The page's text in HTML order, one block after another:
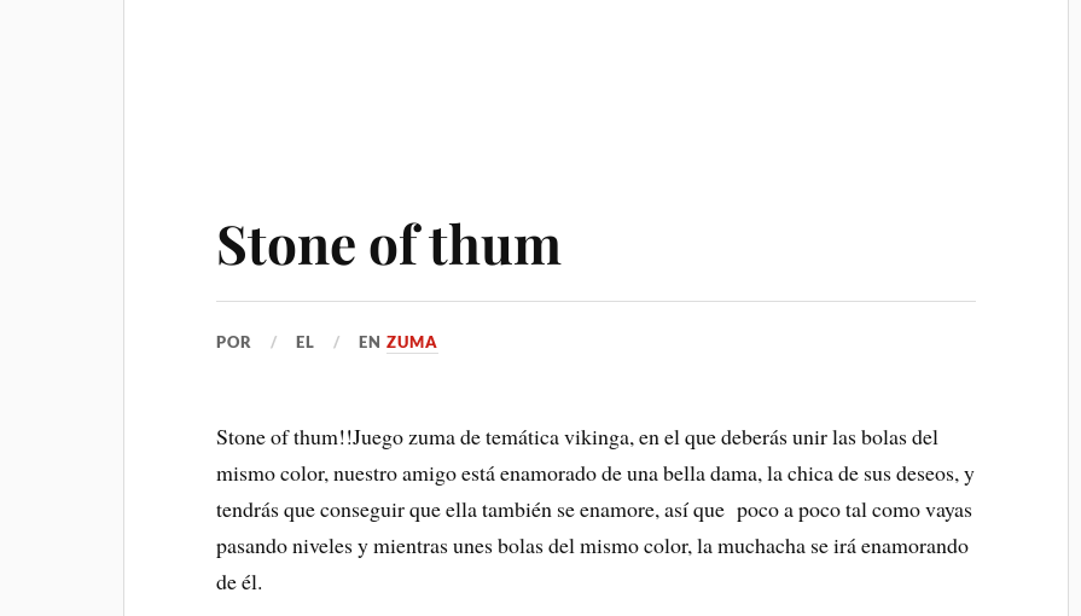
Stone of thum
POR EL ENZUMA
Stone of thum!!Juego zuma de temática vikinga, en el que deberás unir las bolas del
mismo color, nuestro amigo está enamorado de una bella dama, la chica de sus deseos, y
tendrás que conseguir que ella también se enamore, así que poco a poco tal como vayas
pasando niveles y mientras unes bolas del mismo color, la muchacha se irá enamorando
de él.